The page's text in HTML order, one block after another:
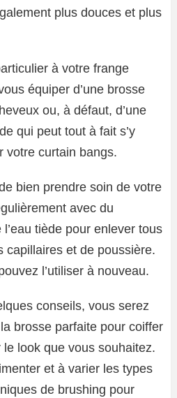
plus douces et plus
à votre frange
équiper d’une brosse
ou, à défaut, d’une
qui peut tout à fait s’y
votre curtain bangs.
bien prendre soin de votre
avec du
tiède pour enlever tous
capillaires et de poussière.
l’utiliser à nouveau.
conseils, vous serez
brosse parfaite pour coiffer
look que vous souhaitez.
et à varier les types
de brushing pour